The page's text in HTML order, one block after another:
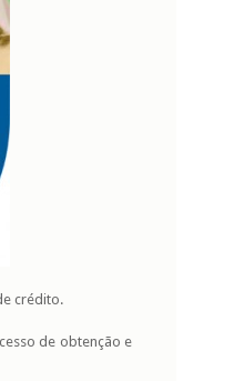
crédito.
de obtenção e